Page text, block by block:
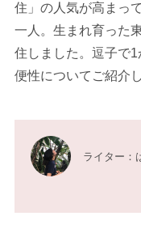
住」の人気が高まっ
一人。生まれ育った
住しました。逗子で
便性についてご紹介
ライター：